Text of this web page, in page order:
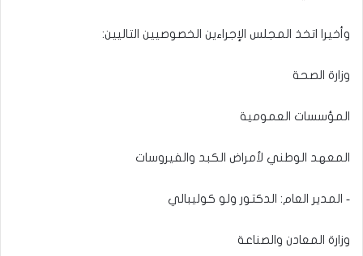
وأخيرا اتخذ المجلس الإجراءين الخصوصيين التاليين:
وزارة الصحة
المؤسسات العمومية
المعهد الوطني لأمراض الكبد والفيروسات
‐ المدير العام: الدكتور ولو كوليبالي
وزارة المعادن والصناعة